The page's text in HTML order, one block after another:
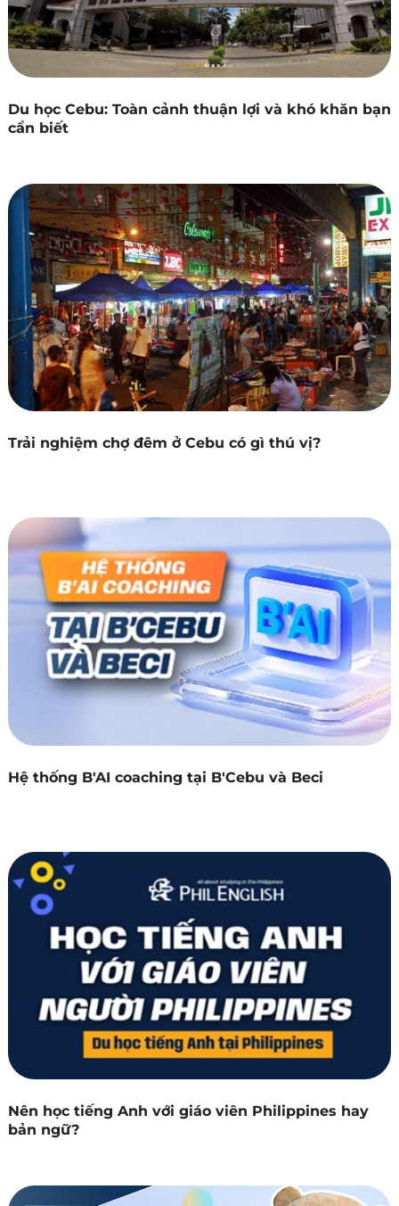
Du học Cebu: Toàn cảnh thuận lợi và khó khăn bạn
cần biết
Trải nghiệm chợ đêm ở Cebu có gì thú vị?
Hệ thống B'AI coaching tại B'Cebu và Beci
Nên học tiếng Anh với giáo viên Philippines hay
bản ngữ?